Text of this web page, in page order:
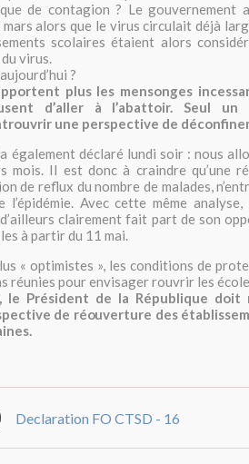
de contagion ? Le gouvernement
alors que le virus circulait déjà
scolaires étaient alors
virus.
?
plus les mensonges
d’aller à l’abattoir. Seul
une perspective de
également déclaré lundi soir : nous
mois. Il est donc à craindre qu’une
de reflux du nombre de malades,
l’épidémie. Avec cette même
d’ailleurs clairement fait part de son
à partir du 11 mai.
« optimistes », les conditions de
réunies pour envisager rouvrir les
le Président de la République
de réouverture des
Declaration FO CTSD - 16